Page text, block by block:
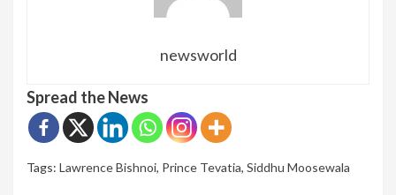
newsworld
Spread the News
Tags: Lawrence Bishnoi, Prince Tevatia, Siddhu Moosewala